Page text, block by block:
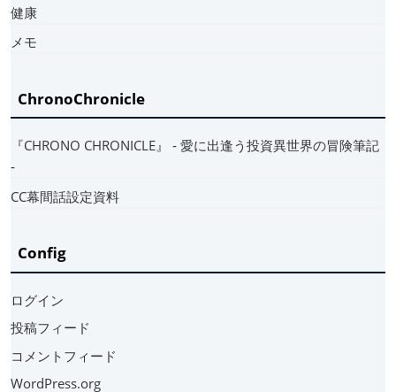
健康
メモ
ChronoChronicle
『CHRONO CHRONICLE』 ‐ 愛に出逢う投資異世界の冒険筆記
‐
CC幕間話設定資料
Config
ログイン
投稿フィード
コメントフィード
WordPress.org